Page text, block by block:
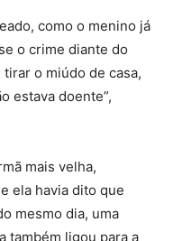
como o menino já
o crime diante do
o miúdo de casa,
estava doente”,
mais velha,
ela havia dito que
mesmo dia, uma
também ligou para a